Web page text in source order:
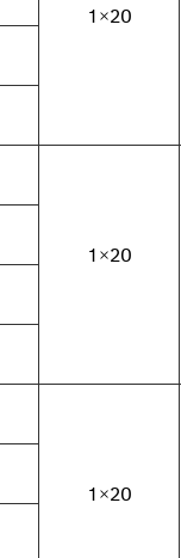
1×20
1×20
1×20